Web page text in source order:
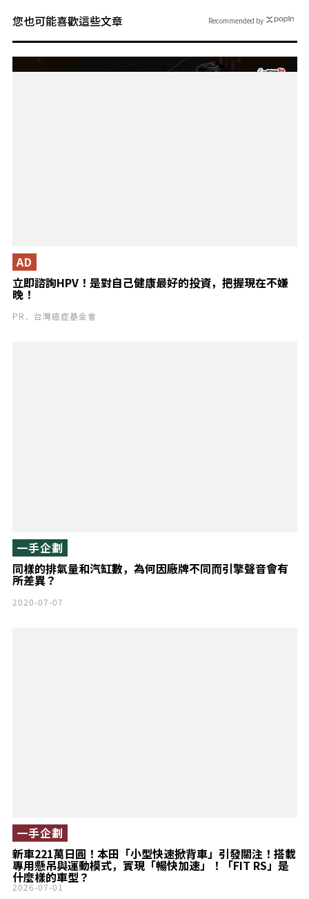
您也可能喜歡這些文章
立即諮詢HPV！是對自己健康最好的投資，把握現在不嫌
晚！
AD
PR．台灣癌症基金會
同樣的排氣量和汽缸數，為何因廠牌不同而引擎聲音會有
所差異？
一手企劃
2020-07-07
新車221萬日圓！本田「小型快速掀背車」引發關注！搭載
專用懸吊與運動模式，實現「暢快加速」！「FIT RS」是
什麼樣的車型？
一手企劃
2026-07-01
Recommended by